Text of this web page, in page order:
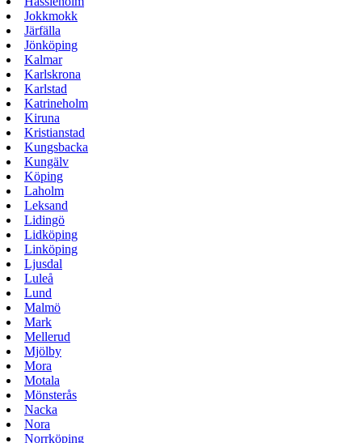
Jokkmokk
Järfälla
Jönköping
Kalmar
Karlskrona
Karlstad
Katrineholm
Kiruna
Kristianstad
Kungsbacka
Kungälv
Köping
Laholm
Leksand
Lidingö
Lidköping
Linköping
Ljusdal
Luleå
Lund
Malmö
Mark
Mellerud
Mjölby
Mora
Motala
Mönsterås
Nacka
Nora
Norrköping